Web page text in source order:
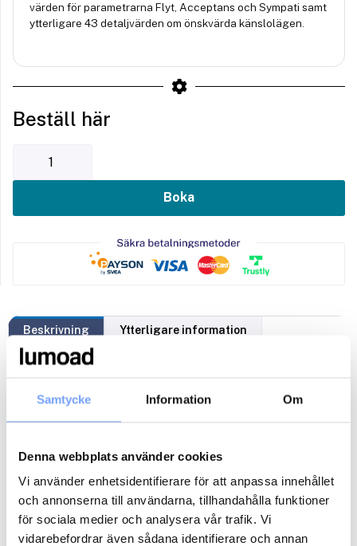
Samtycke Information Om
Denna webbplats använder cookies
Vi använder enhetsidentifierare för att anpassa innehållet
och annonserna till användarna, tillhandahålla funktioner
för sociala medier och analysera vår trafik. Vi
vidarebefordrar även sådana identifierare och annan
värden för parametrarna Flyt, Acceptans och Sympati samt
ytterligare 43 detaljvärden om önskvärda känslolägen.
Beställ här
Boka
Beskrivning Ytterligare information
Ger användbara analyser
analytiker.
Ger snabba svar– resultatet av en mätning levereras inom
Är kostnadseffektivt– en standardmätning kostar 14980kr.
och beteenden och som varumärken tjänar på att förmedla.
Ger ett gemensamt språk– för beställare, kreatörer och
beslutsfattare när de pratar om hur känslor ger resultat
Mäter alla typer av marknadsföring– kan användas för allt